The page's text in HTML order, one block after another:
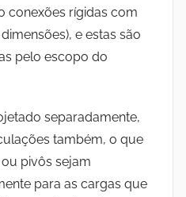
conexões rígidas com
e estas são
pelo escopo do
separadamente,
também, o que
pivôs sejam
para as cargas que